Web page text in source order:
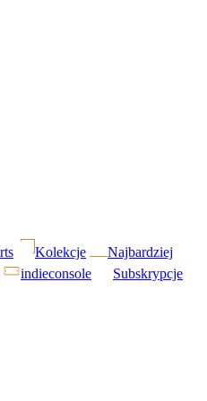
Kolekcje
Najbardziej
indieconsole Subskrypcje